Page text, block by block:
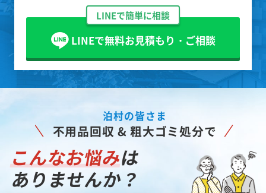
LINEで簡単に相談
LINEで無料お見積もり・ご相談
泊村の皆さま
不用品回収 & 粗大ゴミ処分で
こんなお悩みは
ありませんか？